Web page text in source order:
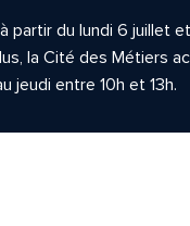
partir du lundi 6 juillet
la Cité des Métiers
jeudi entre 10h et 13h.